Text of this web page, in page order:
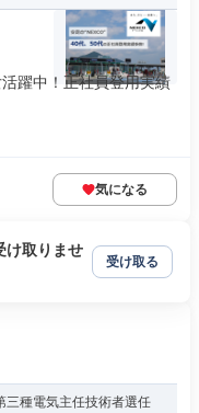
躍中！正社員登用実績
気になる
け取りませ
受け取る
三種電気主任技術者選任